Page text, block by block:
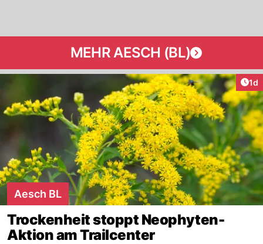
MEHR AESCH (BL)
1d
Aesch BL
Trockenheit stoppt Neophyten-
Aktion am Trailcenter